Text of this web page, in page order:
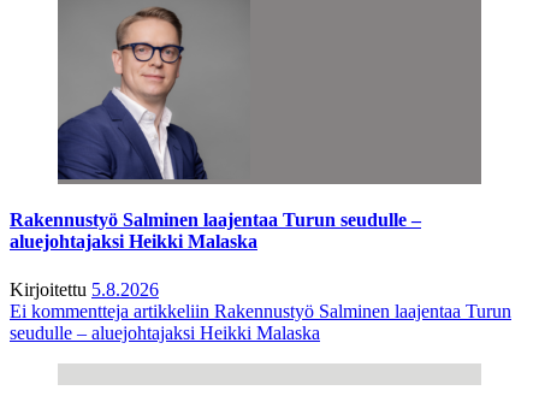
Rakennustyö Salminen laajentaa Turun seudulle –
aluejohtajaksi Heikki Malaska
Kirjoitettu 5.8.2026
Ei kommentteja artikkeliin Rakennustyö Salminen laajentaa Turun
seudulle – aluejohtajaksi Heikki Malaska